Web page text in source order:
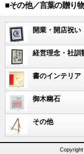
■その他／言葉の贈り
開業・開店祝い
経営理念・社訓
書のインテリア
御木幽石
その他
Copyright